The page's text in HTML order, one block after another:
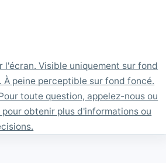
l'écran. Visible uniquement sur fond
À peine perceptible sur fond foncé.
toute question, appelez-nous ou
obtenir plus d'informations ou